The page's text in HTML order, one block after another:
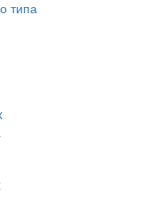
типа